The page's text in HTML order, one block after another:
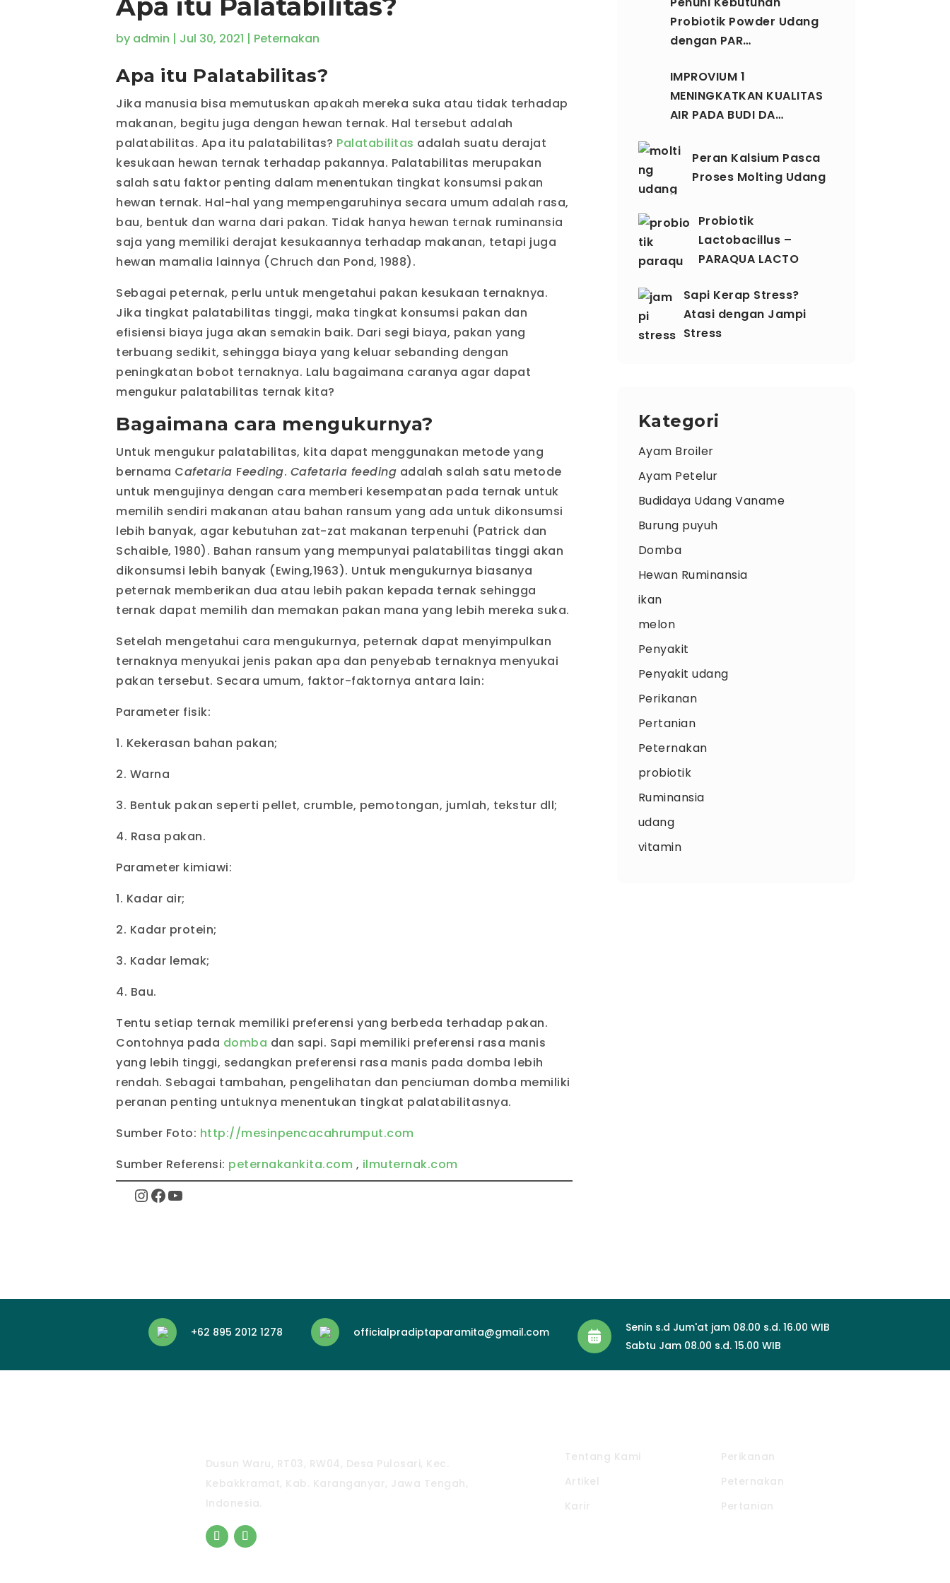
by admin | Jul 30, 2021 | Peternakan
Apa itu Palatabilitas?
Jika manusia bisa memutuskan apakah mereka suka atau tidak terhadap
makanan, begitu juga dengan hewan ternak. Hal tersebut adalah
palatabilitas. Apa itu palatabilitas? Palatabilitas adalah suatu derajat
kesukaan hewan ternak terhadap pakannya. Palatabilitas merupakan
salah satu faktor penting dalam menentukan tingkat konsumsi pakan
hewan ternak. Hal-hal yang mempengaruhinya secara umum adalah rasa,
bau, bentuk dan warna dari pakan. Tidak hanya hewan ternak ruminansia
saja yang memiliki derajat kesukaannya terhadap makanan, tetapi juga
hewan mamalia lainnya (Chruch dan Pond, 1988).
Sebagai peternak, perlu untuk mengetahui pakan kesukaan ternaknya.
Jika tingkat palatabilitas tinggi, maka tingkat konsumsi pakan dan
efisiensi biaya juga akan semakin baik. Dari segi biaya, pakan yang
terbuang sedikit, sehingga biaya yang keluar sebanding dengan
peningkatan bobot ternaknya. Lalu bagaimana caranya agar dapat
mengukur palatabilitas ternak kita?
Bagaimana cara mengukurnya?
Untuk mengukur palatabilitas, kita dapat menggunakan metode yang
bernama Cafetaria Feeding. Cafetaria feeding adalah salah satu metode
untuk mengujinya dengan cara memberi kesempatan pada ternak untuk
memilih sendiri makanan atau bahan ransum yang ada untuk dikonsumsi
lebih banyak, agar kebutuhan zat-zat makanan terpenuhi (Patrick dan
Schaible, 1980). Bahan ransum yang mempunyai palatabilitas tinggi akan
dikonsumsi lebih banyak (Ewing,1963). Untuk mengukurnya biasanya
peternak memberikan dua atau lebih pakan kepada ternak sehingga
ternak dapat memilih dan memakan pakan mana yang lebih mereka suka.
Setelah mengetahui cara mengukurnya, peternak dapat menyimpulkan
ternaknya menyukai jenis pakan apa dan penyebab ternaknya menyukai
pakan tersebut. Secara umum, faktor-faktornya antara lain:
Parameter fisik:
1. Kekerasan bahan pakan;
2. Warna
3. Bentuk pakan seperti pellet, crumble, pemotongan, jumlah, tekstur dll;
4. Rasa pakan.
Parameter kimiawi:
1. Kadar air;
2. Kadar protein;
3. Kadar lemak;
4. Bau.
Tentu setiap ternak memiliki preferensi yang berbeda terhadap pakan.
Contohnya pada domba dan sapi. Sapi memiliki preferensi rasa manis
yang lebih tinggi, sedangkan preferensi rasa manis pada domba lebih
rendah. Sebagai tambahan, pengelihatan dan penciuman domba memiliki
peranan penting untuknya menentukan tingkat palatabilitasnya.
Sumber Foto: http://mesinpencacahrumput.com
Sumber Referensi: peternakankita.com , ilmuternak.com
Instagram
Facebook
YouTube
Probiotik Powder Udang
dengan PAR…
IMPROVIUM 1
MENINGKATKAN KUALITAS
AIR PADA BUDI DA…
Peran Kalsium Pasca
Proses Molting Udang
Probiotik
Lactobacillus –
PARAQUA LACTO
Sapi Kerap Stress?
Atasi dengan Jampi
Stress
Kategori
Ayam Broiler
Ayam Petelur
Budidaya Udang Vaname
Burung puyuh
Domba
Hewan Ruminansia
ikan
melon
Penyakit
Penyakit udang
Perikanan
Pertanian
Peternakan
probiotik
Ruminansia
udang
vitamin
+62 895 2012 1278 officialpradiptaparamita@gmail.com
Senin s.d Jum'at jam 08.00 s.d. 16.00 WIB
Sabtu Jam 08.00 s.d. 15.00 WIB
Dusun Waru, RT03, RW04, Desa Pulosari, Kec.
Kebakkramat, Kab. Karanganyar, Jawa Tengah,
Indonesia.
Tentang Kami
Artikel
Karir
Perikanan
Peternakan
Pertanian